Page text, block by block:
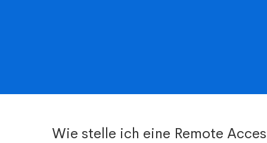
Wie stelle ich eine Remote